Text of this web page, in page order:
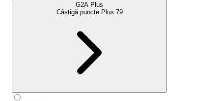
G2A Plus
Câștigă puncte Plus:79